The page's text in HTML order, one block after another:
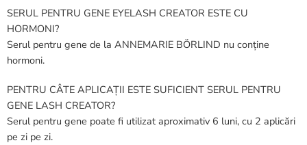
SERUL PENTRU GENE EYELASH CREATOR ESTE CU
HORMONI?
Serul pentru gene de la ANNEMARIE BÖRLIND nu conține
hormoni.
PENTRU CÂTE APLICAȚII ESTE SUFICIENT SERUL PENTRU
GENE LASH CREATOR?
Serul pentru gene poate fi utilizat aproximativ 6 luni, cu 2 aplicări
pe zi pe zi.